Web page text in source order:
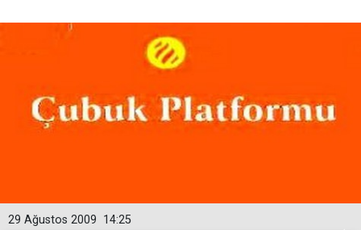
14:25
29 Ağustos 2009